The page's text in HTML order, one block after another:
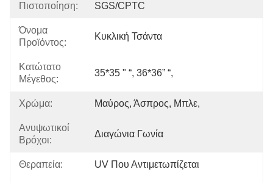
Πιστοποίηση: SGS/CPTC
Όνομα
Προϊόντος:
Κυκλική Τσάντα
Κατώτατο
Μέγεθος:
35*35 " “, 36*36” “,
Χρώμα: Μαύρος, Άσπρος, Μπλε,
Ανυψωτικοί
Βρόχοι:
Διαγώνια Γωνία
Θεραπεία: UV Που Αντιμετωπίζεται